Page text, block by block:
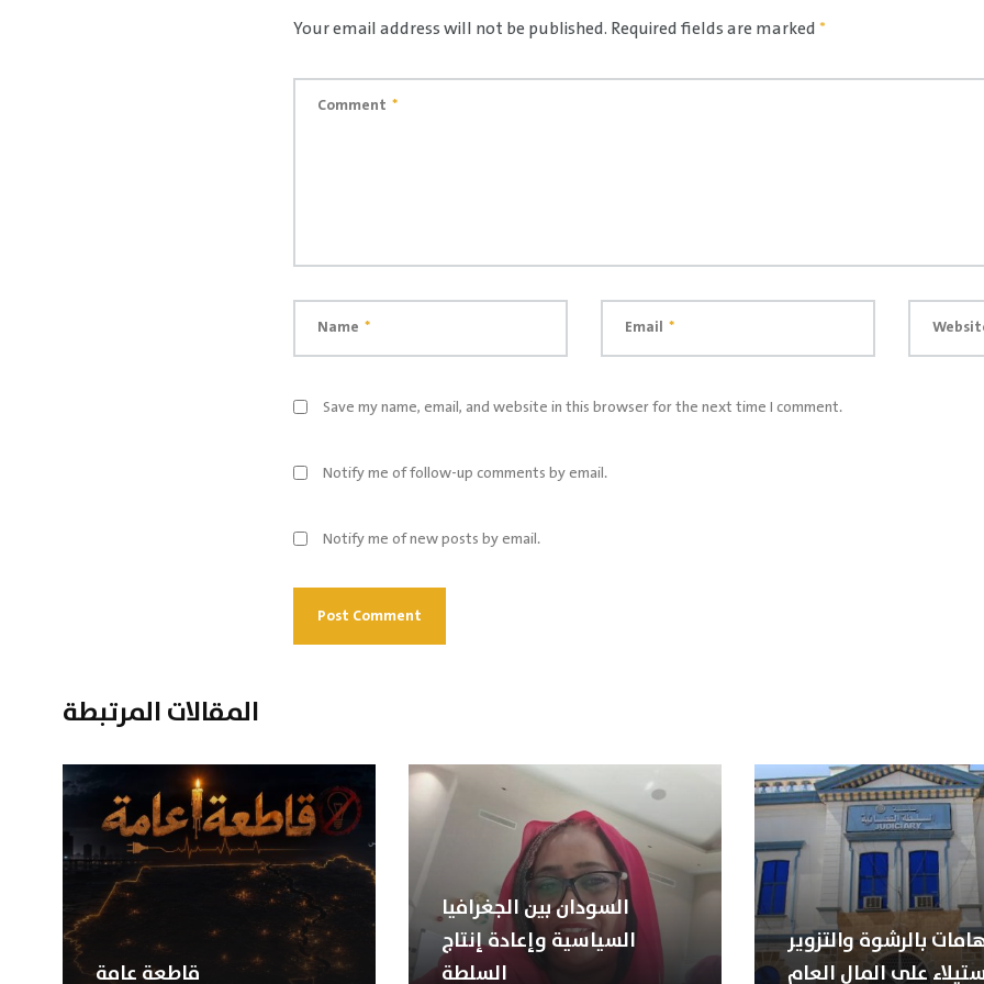
Your email address will not be published. Required fields are marked*
Comment *
Name * Email *
Save my name, email, and website in this browser for the next time I comment.
Notify me of follow-up comments by email.
Notify me of new posts by email.
المقالات المرتبطة
قاطعة عامة
السودان بين الجغرافيا
السياسية وإعادة إنتاج
السلطة
بالرشوة والتزوير
على المال العام